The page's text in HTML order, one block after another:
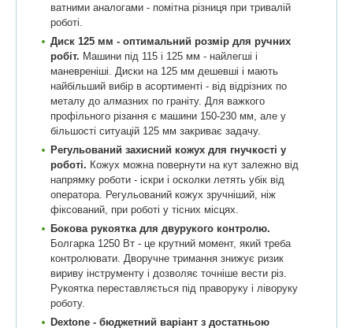
ватними аналогами - помітна різниця при тривалій
роботі.
Диск 125 мм - оптимальний розмір для ручних
робіт. Машини під 115 і 125 мм - найлегші і
маневреніші. Диски на 125 мм дешевші і мають
найбільший вибір в асортименті - від відрізних по
металу до алмазних по граніту. Для важкого
профільного різання є машини 150-230 мм, але у
більшості ситуацій 125 мм закриває задачу.
Регульований захисний кожух для гнучкості у
роботі. Кожух можна повернути на кут залежно від
напрямку роботи - іскри і осколки летять убік від
оператора. Регульований кожух зручніший, ніж
фіксований, при роботі у тісних місцях.
Бокова рукоятка для двурукого контролю.
Болгарка 1250 Вт - це крутний момент, який треба
контролювати. Дворучне тримання знижує ризик
вириву інструменту і дозволяє точніше вести різ.
Рукоятка переставляється під праворуку і ліворуку
роботу.
Dextone - бюджетний варіант з достатньою